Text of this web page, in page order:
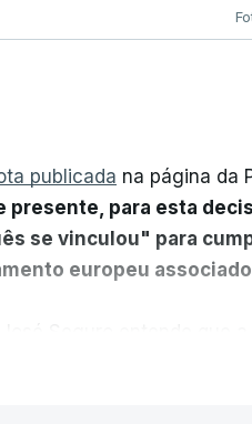
publicada na página da
presente, para esta
se vinculou" para
europeu